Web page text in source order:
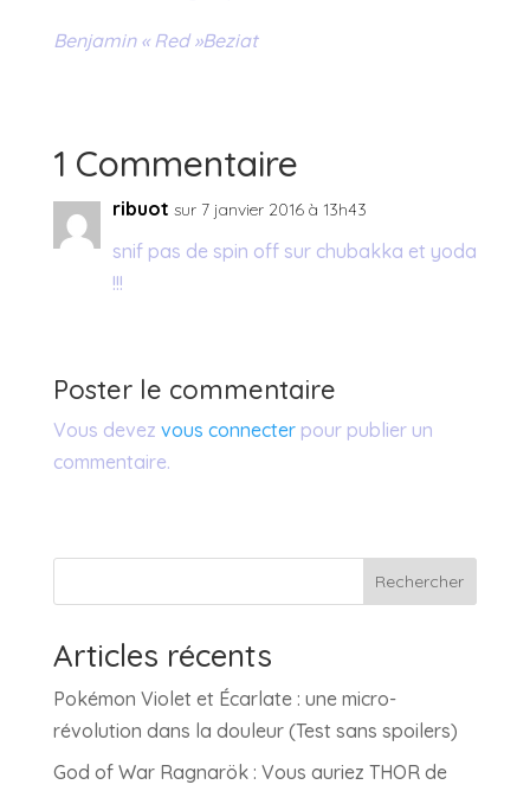
Benjamin « Red »Beziat
1 Commentaire
ribuot sur 7 janvier 2016 à 13h43
snif pas de spin off sur chubakka et yoda
!!!
Poster le commentaire
Vous devez vous connecterpour publier un
commentaire.
Rechercher
Articles récents
Pokémon Violet et Écarlate : une micro-
révolution dans la douleur (Test sans spoilers)
God of War Ragnarök : Vous auriez THOR de